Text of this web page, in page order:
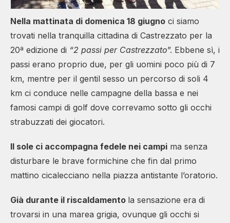
Nella mattinata di domenica 18 giugno ci siamo
trovati nella tranquilla cittadina di Castrezzato per la
20ª edizione di “2 passi per Castrezzato”. Ebbene sì, i
passi erano proprio due, per gli uomini poco più di 7
km, mentre per il gentil sesso un percorso di soli 4
km ci conduce nelle campagne della bassa e nei
famosi campi di golf dove correvamo sotto gli occhi
strabuzzati dei giocatori.
Il sole ci accompagna fedele nei campi ma senza
disturbare le brave formichine che fin dal primo
mattino cicalecciano nella piazza antistante l’oratorio.
Già durante il riscaldamento la sensazione era di
trovarsi in una marea grigia, ovunque gli occhi si